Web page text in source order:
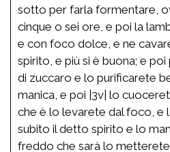
sotto per farla formentare,
cinque o sei ore, e poi la
e con foco dolce, e ne
spirito, e più si è buona; e
di zuccaro e lo purificarete
manica, e poi |3v| lo
che è lo levarete dal foco, e
subito il detto spirito e lo
freddo che sarà lo